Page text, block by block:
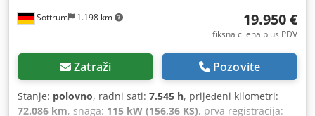
Sottrum 1.198 km 19.950 €
fiksna cijena plus PDV
Zatraži Pozovite
Stanje: polovno, radni sati: 7.545 h, prijeđeni kilometri:
72.086 km, snaga: 115 kW (156,36 KS), prva registracija: